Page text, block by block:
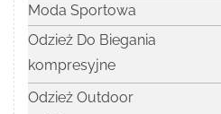
Moda Sportowa
Odzież Do Biegania
kompresyjne
Odzież Outdoor